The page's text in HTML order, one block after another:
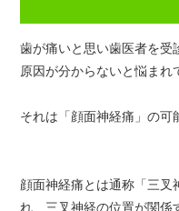
歯が痛いと思い歯医者を受
原因が分からないと悩まれ
それは「顔面神経痛」の可
顔面神経痛とは通称「三叉
れ、三叉神経の位置が関係